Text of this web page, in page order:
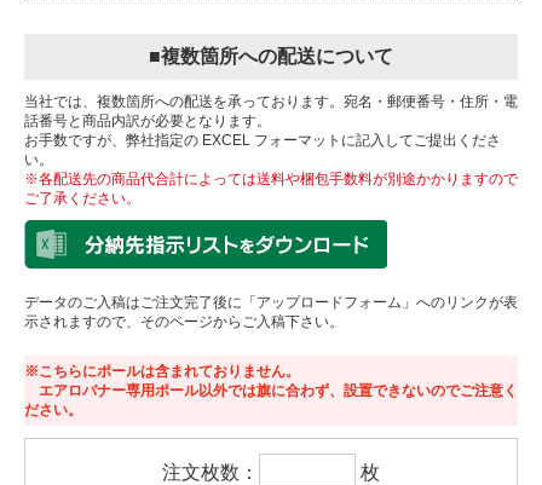
■複数箇所への配送について
当社では、複数箇所への配送を承っております。宛名・郵便番号・住所・電
話番号と商品内訳が必要となります。
お手数ですが、弊社指定の EXCEL フォーマットに記入してご提出くださ
い。
※各配送先の商品代合計によっては送料や梱包手数料が別途かかりますので
ご了承ください。
データのご入稿はご注文完了後に「アップロードフォーム」へのリンクが表
示されますので、そのページからご入稿下さい。
※こちらにポールは含まれておりません。
エアロバナー専用ポール以外では旗に合わず、設置できないのでご注意く
ださい。
注文枚数： 枚